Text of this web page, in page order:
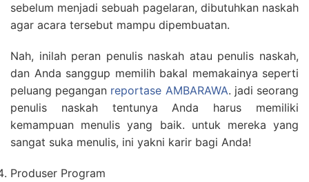
sebelum menjadi sebuah pagelaran, dibutuhkan naskah
agar acara tersebut mampu dipembuatan.
Nah, inilah peran penulis naskah atau penulis naskah,
dan Anda sanggup memilih bakal memakainya seperti
peluang pegangan reportase AMBARAWA. jadi seorang
penulis naskah tentunya Anda harus memiliki
kemampuan menulis yang baik. untuk mereka yang
sangat suka menulis, ini yakni karir bagi Anda!
Produser Program